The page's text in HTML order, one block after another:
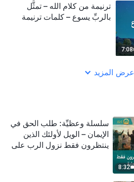
7:08
ترنيمة من كلام الله – تمثَّل
بالربِّ يسوع – كلمات ترنيمة
عرض المزيد
8:32
سلسلة وعظيِّة: طلب الحق في
الإيمان – الويل لأولئك الذين
ينتظرون فقط نزول الرب على